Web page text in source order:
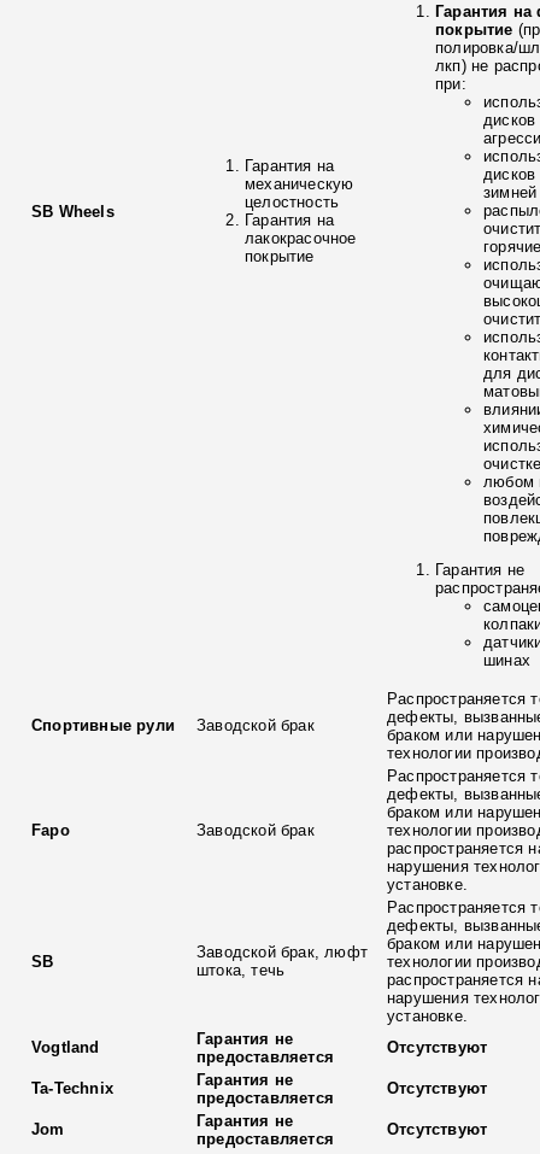
SB Wheels
Гарантия на
механическую
целостность
Гарантия на
лакокрасочное
покрытие
Гарантия
покрытие
полировка/
лкп) не
при:
зимней
для
любом
Гарантия не
шинах
Спортивные рули Заводской брак
Распространяется
дефекты,
браком или
технологии
Fapo Заводской брак
Распространяется
дефекты,
браком или
технологии
распространяется
нарушения
установке.
SB
Заводской брак, люфт
штока, течь
Распространяется
дефекты,
браком или
технологии
распространяется
нарушения
установке.
Vogtland
Гарантия не
предоставляется
Отсутствуют
Ta-Technix
Гарантия не
предоставляется
Отсутствуют
Jom
Гарантия не
предоставляется
Отсутствуют